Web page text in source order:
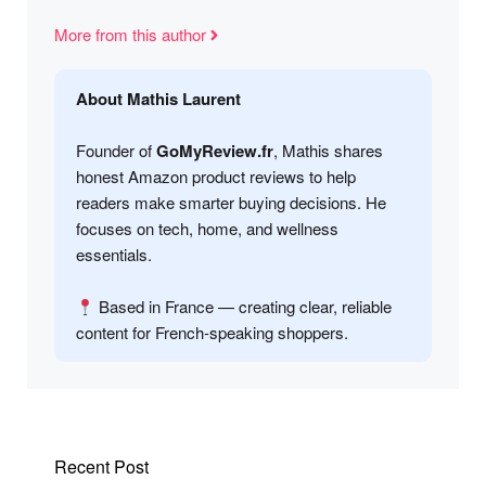
More from this author
About Mathis Laurent
Founder ofGoMyReview.fr, Mathis shares
honest Amazon product reviews to help
readers make smarter buying decisions. He
focuses on tech, home, and wellness
essentials.
Based in France — creating clear, reliable
content for French-speaking shoppers.
Recent Post